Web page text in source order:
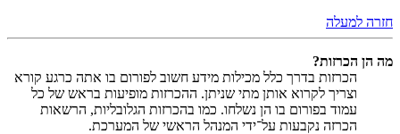
חזרה למעלה
מה הן הכרזות?
הכרזות בדרך כלל מכילות מידע חשוב לפורום בו אתה כרגע קורא
וצריך לקרוא אותן מתי שניתן. ההכרזות מופיעות בראש של כל
עמוד בפורום בו הן נשלחו. כמו בהכרזות הגלובליות, הרשאות
הכרזה נקבעות על־ידי המנהל הראשי של המערכת.